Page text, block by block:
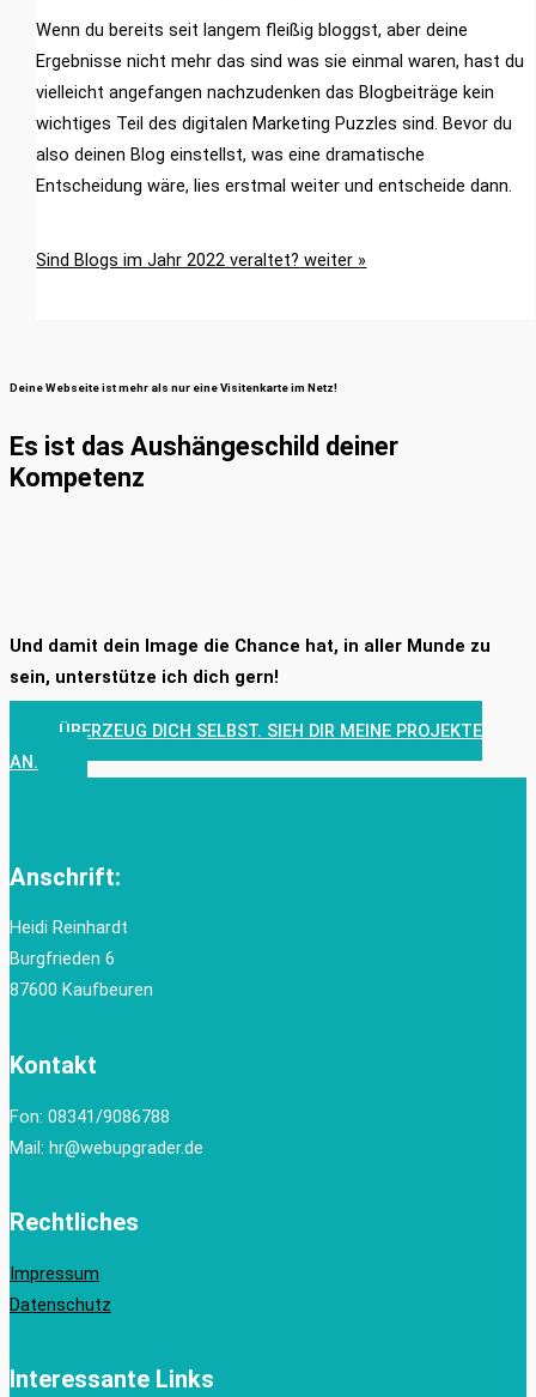
Wenn du bereits seit langem fleißig bloggst, aber deine
Ergebnisse nicht mehr das sind was sie einmal waren, hast du
vielleicht angefangen nachzudenken das Blogbeiträge kein
wichtiges Teil des digitalen Marketing Puzzles sind. Bevor du
also deinen Blog einstellst, was eine dramatische
Entscheidung wäre, lies erstmal weiter und entscheide dann.
Sind Blogs im Jahr 2022 veraltet? weiter »
Deine Webseite ist mehr als nur eine Visitenkarte im Netz!
Es ist das Aushängeschild deiner
Kompetenz
Und damit dein Image die Chance hat, in aller Munde zu
sein, unterstütze ich dich gern!
ÜBERZEUG DICH SELBST. SIEH DIR MEINE PROJEKTE
AN.
Anschrift:
Heidi Reinhardt
Burgfrieden 6
87600 Kaufbeuren
Kontakt
Fon: 08341/9086788
Mail: hr@webupgrader.de
Rechtliches
Impressum
Datenschutz
Interessante Links